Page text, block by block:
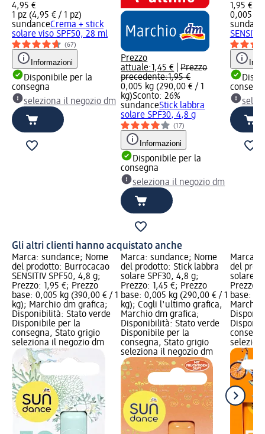
4,95 €
1 pz (4,95 € / 1 pz)
sundanceCrema + stick
solare viso SPF50, 28 ml
(67)
Informazioni
Disponibile per la
consegna
seleziona il negozio dm
Prezzo
attuale:1,45 € |Prezzo
precedente:1,95 €
0,005 kg (290,00 € / 1
kg)Sconto: 26%
sundanceStick labbra
solare SPF30, 4,8 g
(17)
Informazioni
Disponibile per la
consegna
seleziona il negozio dm
1,95 €
0,005 kg
Gli altri clienti hanno acquistato anche
Marca: sundance; Nome
del prodotto: Burrocacao
SENSITIV SPF50, 4,8 g;
Prezzo: 1,95 €; Prezzo
base: 0,005 kg (390,00 € / 1
kg); Marchio dm grafica;
Disponibilità: Stato verde
Disponibile per la
consegna, Stato grigio
seleziona il negozio dm
Marca: sundance; Nome
del prodotto: Stick labbra
solare SPF30, 4,8 g;
Prezzo: 1,45 €; Prezzo
base: 0,005 kg (290,00 € / 1
kg); Cogli l'ultimo grafica,
Marchio dm grafica;
Disponibilità: Stato verde
Disponibile per la
consegna, Stato grigio
seleziona il negozio dm
Marca:
del
solare
Prezzo:
base: 1
Marchio